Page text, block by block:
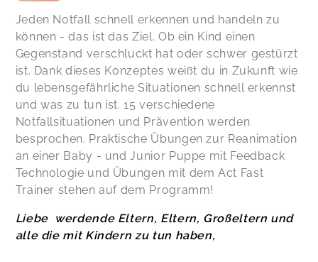
Jeden Notfall schnell erkennen und handeln zu
können - das ist das Ziel. Ob ein Kind einen
Gegenstand verschluckt hat oder schwer gestürzt
ist. Dank dieses Konzeptes weißt du in Zukunft wie
du lebensgefährliche Situationen schnell erkennst
und was zu tun ist. 15 verschiedene
Notfallsituationen und Prävention werden
besprochen. Praktische Übungen zur Reanimation
an einer Baby - und Junior Puppe mit Feedback
Technologie und Übungen mit dem Act Fast
Trainer stehen auf dem Programm!
Liebe werdende Eltern, Eltern, Großeltern und
alle die mit Kindern zu tun haben,